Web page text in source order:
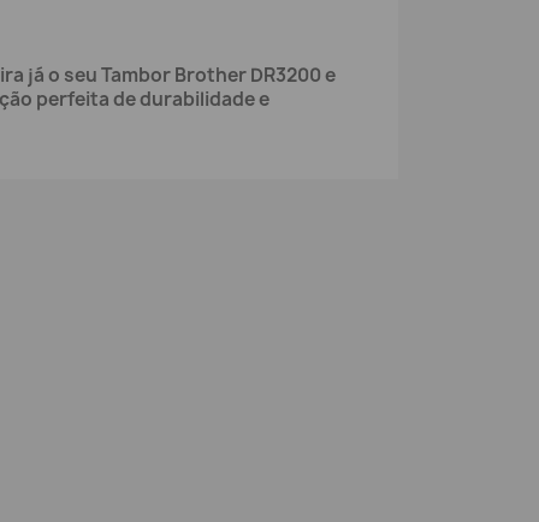
já o seu Tambor Brother DR3200 e
perfeita de durabilidade e